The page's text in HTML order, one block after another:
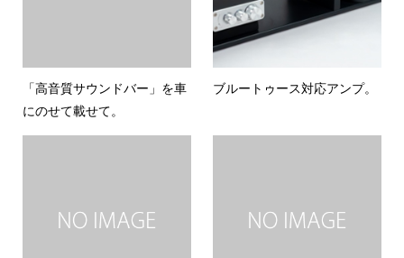
「高音質サウンドバー」を車
にのせて載せて。
ブルートゥース対応アンプ。